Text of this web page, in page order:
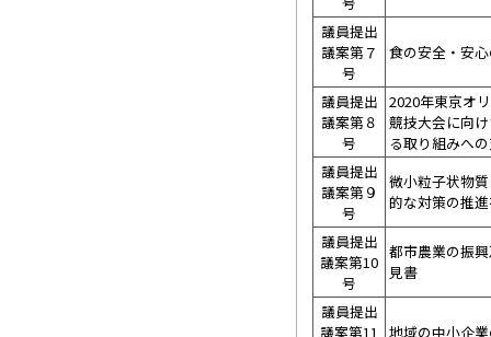
議員提出
議案第７
号
食の安全・安
議員提出
議案第８
号
2020年東京オ
競技大会に向
る取り組みへ
議員提出
議案第９
号
微小粒子状物
的な対策の推
議員提出
議案第10
号
都市農業の振
見書
議員提出
議案第11 地域の中小企